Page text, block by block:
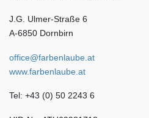
J.G. Ulmer-Straße 6
A-6850 Dornbirn
office@farbenlaube.at
www.farbenlaube.at
Tel: +43 (0) 50 2243 6